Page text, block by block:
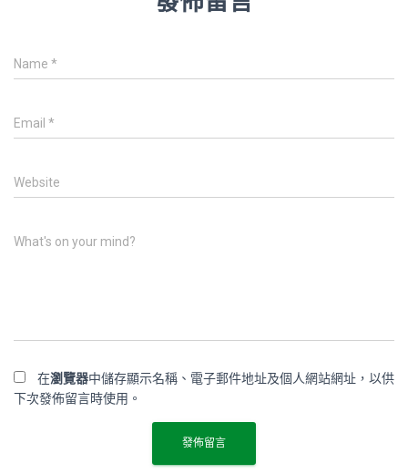
Name *
Email *
Website
What's on your mind?
在瀏覽器中儲存顯示名稱、電子郵件地址及個人網站網址，以供
下次發佈留言時使用。